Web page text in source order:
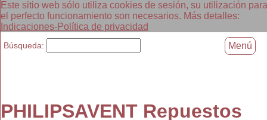
Este sitio web sólo utiliza cookies de sesión, su utilización para
el perfecto funcionamiento son necesarios. Más detalles:
Indicaciones-Política de privacidad
PHILIPSAVENT Repuestos
Búsqueda: Menú